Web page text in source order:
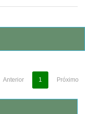
Anterior 1 Próximo